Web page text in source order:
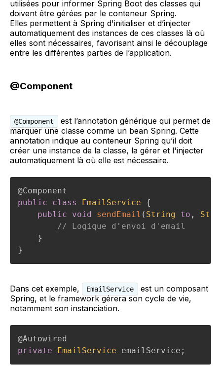
utilisées pour informer Spring Boot des classes qui
doivent être gérées par le conteneur Spring.
Elles permettent à Spring d'initialiser et d’injecter
automatiquement des instances de ces classes là où
elles sont nécessaires, favorisant ainsi le découplage
entre les différentes parties de l’application.
@Component
@Component
est l’annotation générique qui permet de
marquer une classe comme un bean Spring. Cette
annotation indique au conteneur Spring qu’il doit
créer une instance de la classe, la gérer et l'injecter
automatiquement là où elle est nécessaire.
@Component
public
class EmailService
{
public
void sendEmail ( String to ,
// Logique d'envoi d'email
}
}
Dans cet exemple, EmailService
est un composant
Spring, et le framework gérera son cycle de vie,
notamment son instanciation.
@Autowired
private
EmailService emailService ;